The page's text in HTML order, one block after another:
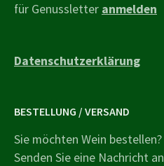
für Genussletter anmelden
Datenschutzerklärung
BESTELLUNG / VERSAND
Sie möchten Wein bestellen?
Senden Sie eine Nachricht an